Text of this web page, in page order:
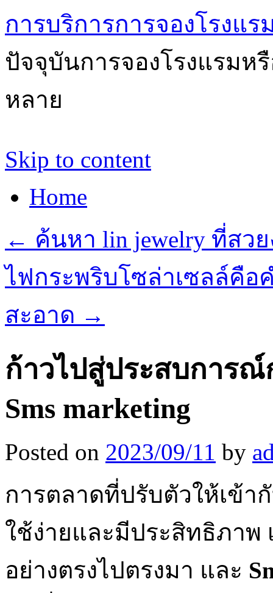
การบริการการจองโรงแ
ปัจจุบันการจองโรงแรมห
หลาย
Skip to content
Home
← ค้นหา lin jewelry ที่ส
ไฟกระพริบโซล่าเซลล์คื
สะอาด →
ก้าวไปสู่ประสบการ
Sms marketing
Posted on 2023/09/11 by
การตลาดที่ปรับตัวให้เข้า
ใช้ง่ายและมีประสิทธิภาพ
อย่างตรงไปตรงมา และ